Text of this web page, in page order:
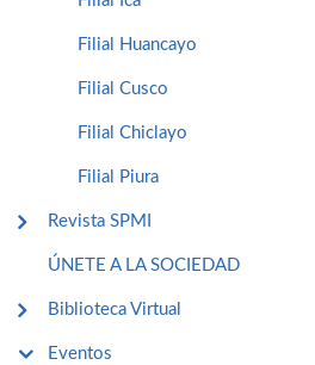
Filial Huancayo
Filial Cusco
Filial Chiclayo
Filial Piura
Revista SPMI
ÚNETE A LA SOCIEDAD
Biblioteca Virtual
Eventos